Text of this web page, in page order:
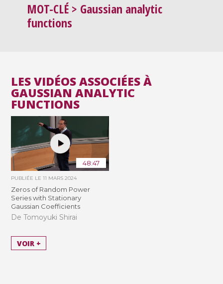
MOT-CLÉ > Gaussian analytic
functions
LES VIDÉOS ASSOCIÉES À
GAUSSIAN ANALYTIC
FUNCTIONS
48:47
PUBLIÉE LE11 MARS 2024
Zeros of Random Power
Series with Stationary
Gaussian Coefficients
De Tomoyuki Shirai
VOIR +